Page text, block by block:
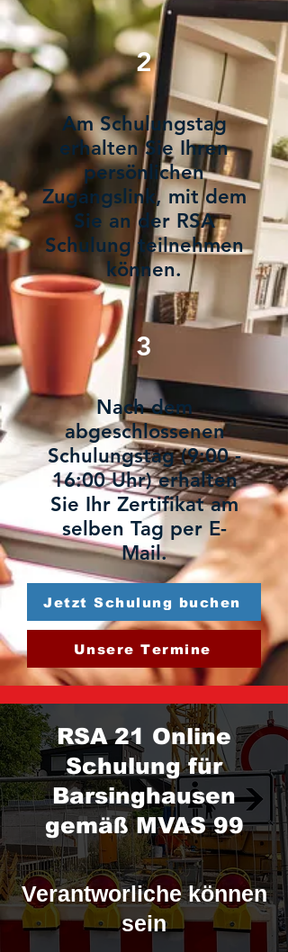
2
Am Schulungstag
erhalten Sie Ihren
persönlichen
Zugangslink, mit dem
Sie an der RSA
Schulung teilnehmen
können.
3
Nach dem
abgeschlossenen
Schulungstag (9:00 -
16:00 Uhr) erhalten
Sie Ihr Zertifikat am
selben Tag per E-
Mail.
Jetzt Schulung buchen
Unsere Termine
RSA 21 Online
Schulung für
Barsinghausen
gemäß MVAS 99
Verantworliche können
sein